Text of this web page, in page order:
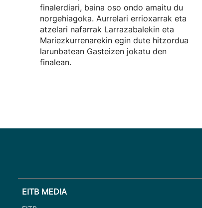
finalerdiari, baina oso ondo amaitu du
norgehiagoka. Aurrelari errioxarrak eta
atzelari nafarrak Larrazabalekin eta
Mariezkurrenarekin egin dute hitzordua
larunbatean Gasteizen jokatu den
finalean.
EITB MEDIA